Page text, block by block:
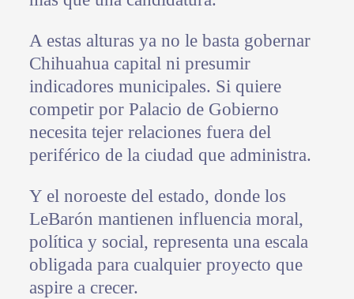
A estas alturas ya no le basta gobernar
Chihuahua capital ni presumir
indicadores municipales. Si quiere
competir por Palacio de Gobierno
necesita tejer relaciones fuera del
periférico de la ciudad que administra.
Y el noroeste del estado, donde los
LeBarón mantienen influencia moral,
política y social, representa una escala
obligada para cualquier proyecto que
aspire a crecer.